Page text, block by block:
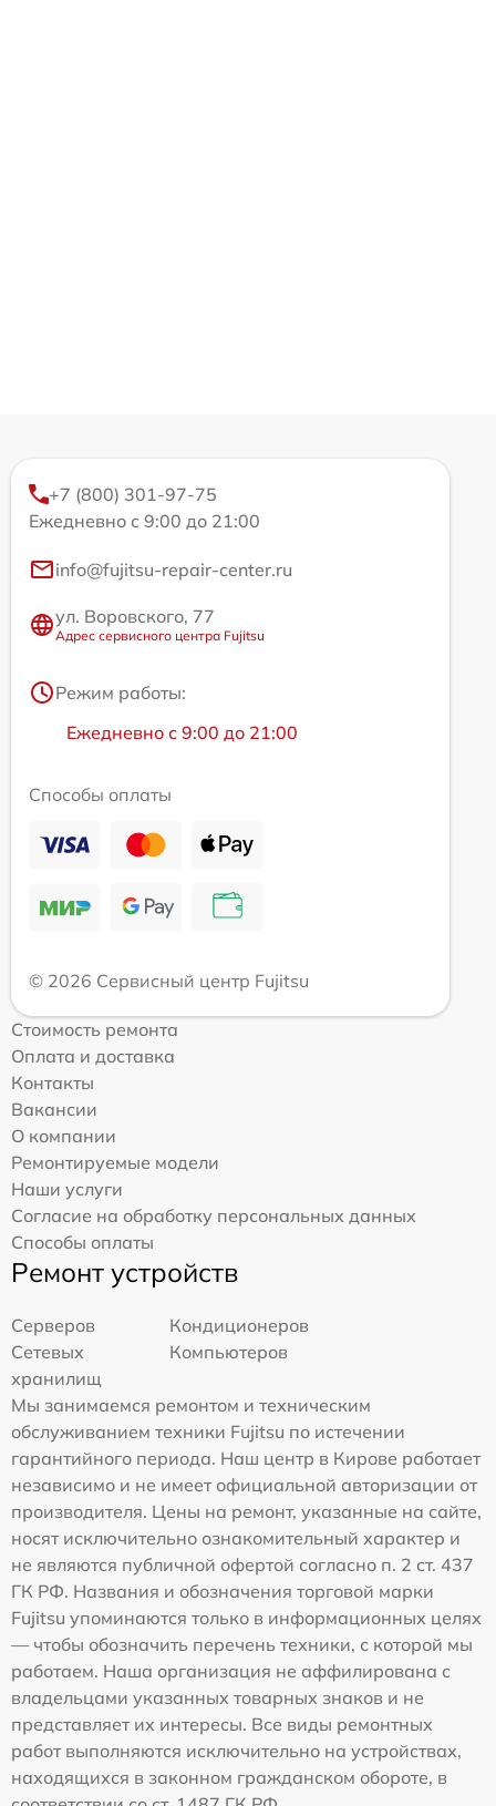
+7 (800) 301-97-75
Ежедневно с 9:00 до 21:00
info@fujitsu-repair-center.ru
ул. Воровского, 77
Адрес сервисного центра Fujitsu
Режим работы:
Ежедневно с 9:00 до 21:00
Способы оплаты
© 2026 Сервисный центр Fujitsu
Стоимость ремонта
Оплата и доставка
Контакты
Вакансии
О компании
Ремонтируемые модели
Наши услуги
Согласие на обработку персональных данных
Способы оплаты
Ремонт устройств
Серверов
Кондиционеров
Сетевых
хранилищ
Компьютеров
Мы занимаемся ремонтом и техническим
обслуживанием техники Fujitsu по истечении
гарантийного периода. Наш центр в Кирове работает
независимо и не имеет официальной авторизации от
производителя. Цены на ремонт, указанные на сайте,
носят исключительно ознакомительный характер и
не являются публичной офертой согласно п. 2 ст. 437
ГК РФ. Названия и обозначения торговой марки
Fujitsu упоминаются только в информационных целях
— чтобы обозначить перечень техники, с которой мы
работаем. Наша организация не аффилирована с
владельцами указанных товарных знаков и не
представляет их интересы. Все виды ремонтных
работ выполняются исключительно на устройствах,
находящихся в законном гражданском обороте, в